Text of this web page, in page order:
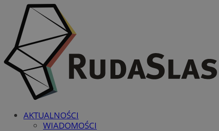
AKTUALNOŚCI
WIADOMOŚCI